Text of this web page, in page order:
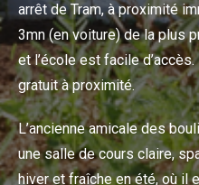
arrêt de Tram, à proximité
3mn (en voiture) de la plus
et l’école est facile
gratuit à proximité.
L’ancienne amicale des
une salle de cours claire,
hiver et fraîche en été, où il